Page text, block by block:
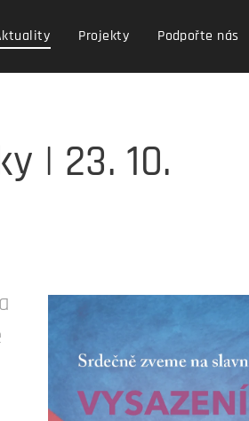
Projekty Podpořte nás
| 23. 10.